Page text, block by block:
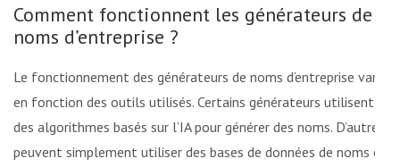
Comment fonctionnent les générateurs de
noms d’entreprise ?
Le fonctionnement des générateurs de noms d’entreprise varie
en fonction des outils utilisés. Certains générateurs utilisent
des algorithmes basés sur l’IA pour générer des noms. D’autres
peuvent simplement utiliser des bases de données de noms et